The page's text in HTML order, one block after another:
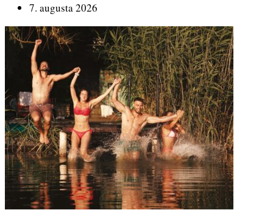
7. augusta 2026